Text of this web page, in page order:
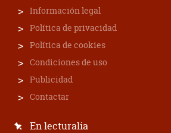
Información legal
Política de privacidad
Política de cookies
Condiciones de uso
Publicidad
Contactar
En lecturalia